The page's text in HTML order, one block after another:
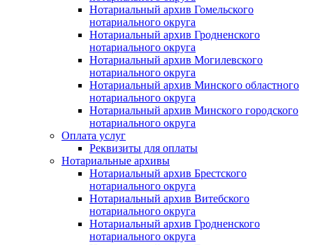
Нотариальный архив Гомельского
нотариального округа
Нотариальный архив Гродненского
нотариального округа
Нотариальный архив Могилевского
нотариального округа
Нотариальный архив Минского областного
нотариального округа
Нотариальный архив Минского городского
нотариального округа
Оплата услуг
Реквизиты для оплаты
Нотариальные архивы
Нотариальный архив Брестского
нотариального округа
Нотариальный архив Витебского
нотариального округа
Нотариальный архив Гродненского
нотариального округа